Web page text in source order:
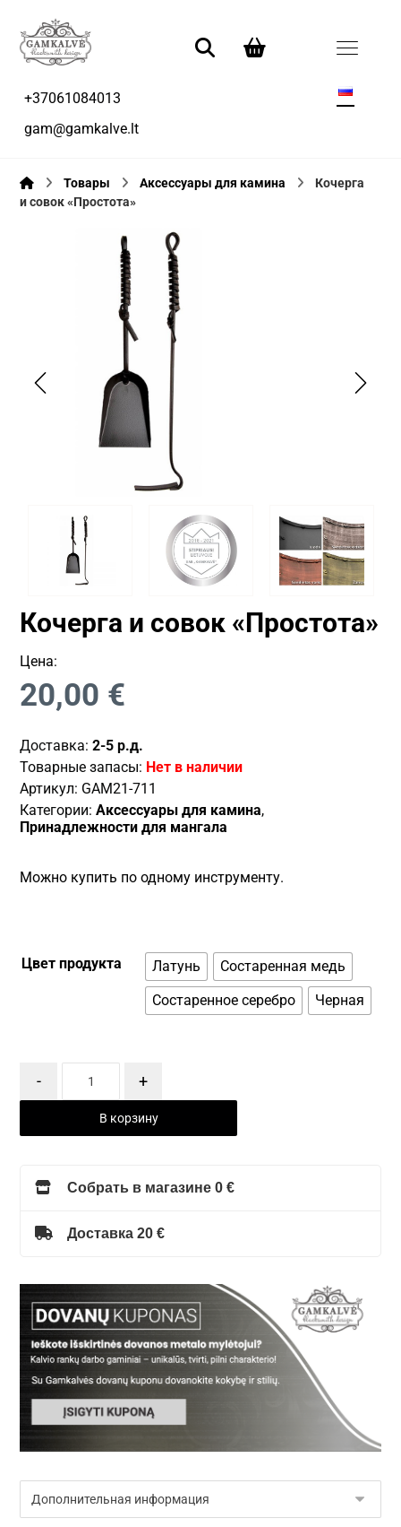
+37061084013
gam@gamkalve.lt
Товары Аксессуары для камина
Кочерга
и совок «Простота»
Кочерга и совок «Простота»
Цена:
20,00 €
Доставка:2-5 р.д.
Товарные запасы: Нет в наличии
Артикул: GAM21-711
Категории:Аксессуары для камина,
Принадлежности для мангала
Можно купить по одному инструменту.
Цвет продукта Латунь
Состаренная медь
Состаренное серебро
Черная
- +
В корзину
Собрать в магазине 0 €
Доставка 20 €